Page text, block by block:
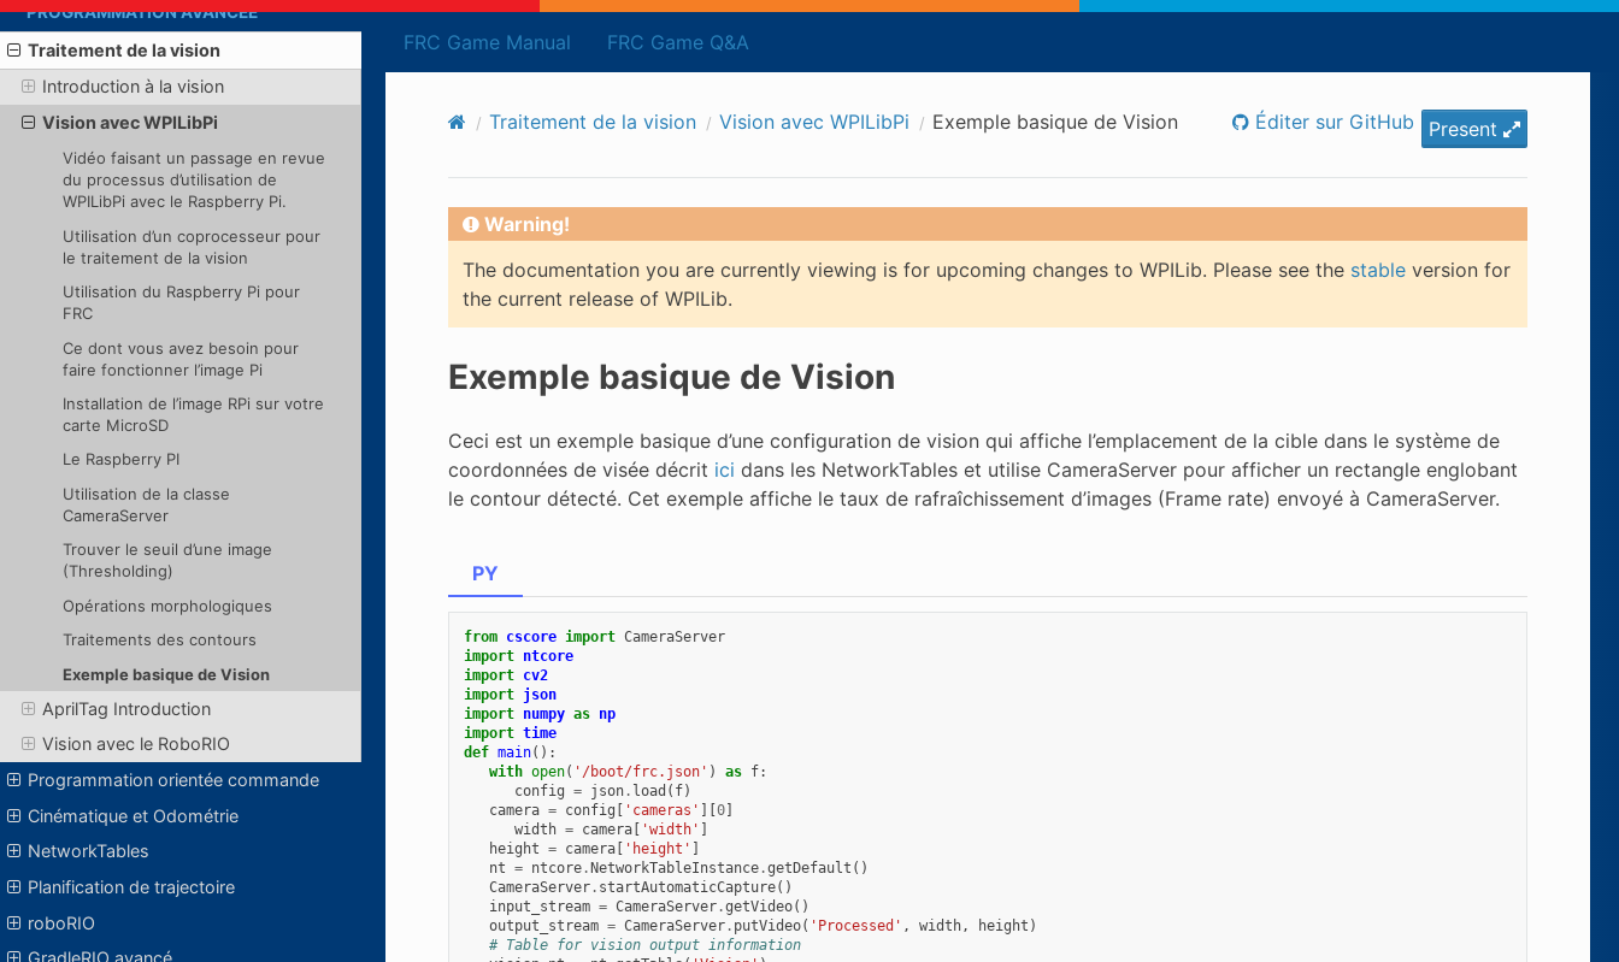
FRC Game Manual FRC Game Q&A
PROGRAMMATION AVANCÉE
Traitement de la vision
Introduction à la vision
Vision avec WPILibPi
Vidéo faisant un passage en revue
du processus d’utilisation de
WPILibPi avec le Raspberry Pi.
Utilisation d’un coprocesseur pour
le traitement de la vision
Utilisation du Raspberry Pi pour
FRC
Ce dont vous avez besoin pour
faire fonctionner l’image Pi
Installation de l’image RPi sur votre
carte MicroSD
Le Raspberry PI
Utilisation de la classe
CameraServer
Trouver le seuil d’une image
(Thresholding)
Opérations morphologiques
Traitements des contours
Exemple basique de Vision
AprilTag Introduction
Vision avec le RoboRIO
Programmation orientée commande
Cinématique et Odométrie
NetworkTables
Planification de trajectoire
roboRIO
Traitement de la vision Vision avec WPILibPi Exemple basique de Vision Present
Éditer sur GitHub
Warning!
The documentation you are currently viewing is for upcoming changes to WPILib. Please see the stableversion for
the current release of WPILib.
Exemple basique de Vision
Ceci est un exemple basique d’une configuration de vision qui affiche l’emplacement de la cible dans le système de
coordonnées de visée décrit ici dans les NetworkTables et utilise CameraServer pour afficher un rectangle englobant
le contour détecté. Cet exemple affiche le taux de rafraîchissement d’images (Frame rate) envoyé à CameraServer.
PY
from cscore import CameraServer
import ntcore
import cv2
import json
import numpy as np
import time
def main():
with open( '/boot/frc.json' ) as f:
config = json. load ( f)
camera = config [ 'cameras' ][0]
width = camera[ 'width' ]
height = camera[ 'height' ]
nt = ntcore.NetworkTableInstance.getDefault ()
CameraServer. startAutomaticCapture()
input_stream = CameraServer.getVideo()
output_stream = CameraServer. putVideo( 'Processed' , width, height )
# Table for vision output information